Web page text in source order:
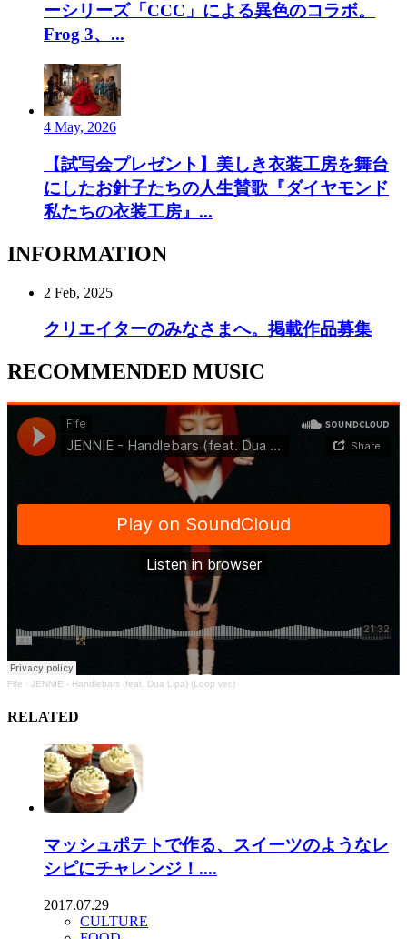
ーシリーズ「CCC」による異色のコラボ。
Frog 3、...
4 May, 2026
【試写会プレゼント】美しき衣装工房を舞台
にしたお針子たちの人生賛歌『ダイヤモンド
私たちの衣装工房』...
INFORMATION
2 Feb, 2025
クリエイターのみなさまへ。掲載作品募集
RECOMMENDED MUSIC
Fife · JENNIE - Handlebars (feat. Dua Lipa) (Loop ver.)
RELATED
マッシュポテトで作る、スイーツのようなレ
シピにチャレンジ！....
2017.07.29
CULTURE